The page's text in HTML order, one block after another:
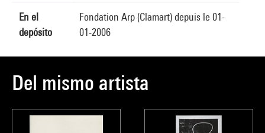
En el
depósito
Fondation Arp (Clamart) depuis le 01-
01-2006
Del mismo artista